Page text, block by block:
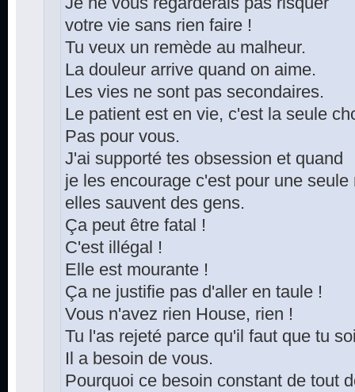
votre vie sans rien faire !
Tu veux un remède au malheur.
La douleur arrive quand on aime.
Les vies ne sont pas secondaires.
Le patient est en vie, c'est la seule
Pas pour vous.
J'ai supporté tes obsession et quand
je les encourage c'est pour une seule
elles sauvent des gens.
Ça peut être fatal !
C'est illégal !
Elle est mourante !
Ça ne justifie pas d'aller en taule !
Vous n'avez rien House, rien !
Tu l'as rejeté parce qu'il faut que tu
Il a besoin de vous.
Pourquoi ce besoin constant de tout